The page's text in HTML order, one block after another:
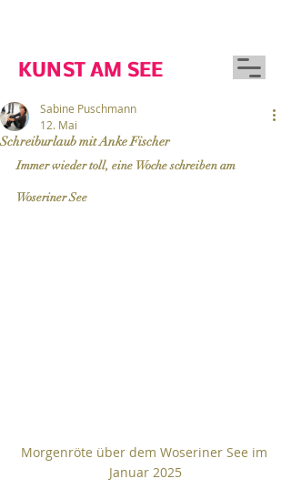
KUNST AM SEE
Schreiburlaub mit Anke Fischer
Sabine Puschmann
12. Mai
Immer wieder toll, eine Woche schreiben am
Woseriner See
Morgenröte über dem Woseriner See im
Januar 2025